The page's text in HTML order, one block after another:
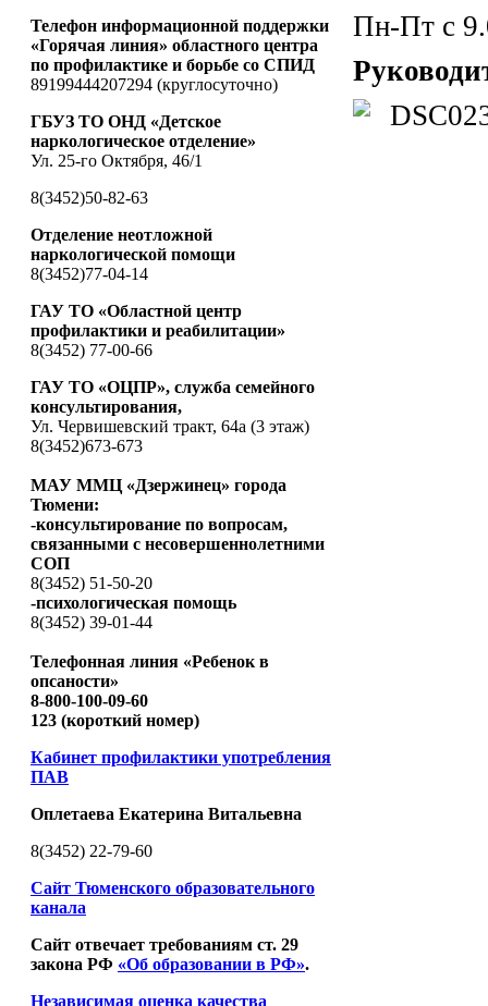
Телефон информационной поддержки
«Горячая линия» областного центра
по профилактике и борьбе со СПИД
89199444207294 (круглосуточно)
ГБУЗ ТО ОНД «Детское
наркологическое отделение»
Ул. 25-го Октября, 46/1
8(3452)50-82-63
Отделение неотложной
наркологической помощи
8(3452)77-04-14
ГАУ ТО «Областной центр
профилактики и реабилитации»
8(3452) 77-00-66
ГАУ ТО «ОЦПР», служба семейного
консультирования,
Ул. Червишевский тракт, 64а (3 этаж)
8(3452)673-673
МАУ ММЦ «Дзержинец» города
Тюмени:
-консультирование по вопросам,
связанными с несовершеннолетними
СОП
8(3452) 51-50-20
-психологическая помощь
8(3452) 39-01-44
Телефонная линия «Ребенок в
опсаности»
8-800-100-09-60
123 (короткий номер)
Кабинет профилактики употребления
ПАВ
Оплетаева Екатерина Витальевна
8(3452) 22-79-60
Сайт Тюменского образовательного
канала
Сайт отвечает требованиям ст. 29
закона РФ «Об образовании в РФ».
Независимая оценка качества
Пн-Пт с